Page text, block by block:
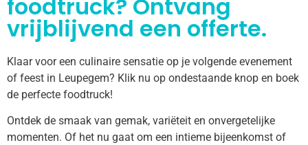
foodtruck? Ontvang
vrijblijvend een offerte.
Klaar voor een culinaire sensatie op je volgende evenement
of feest in Leupegem? Klik nu op ondestaande knop en boek
de perfecte foodtruck!
Ontdek de smaak van gemak, variëteit en onvergetelijke
momenten. Of het nu gaat om een intieme bijeenkomst of